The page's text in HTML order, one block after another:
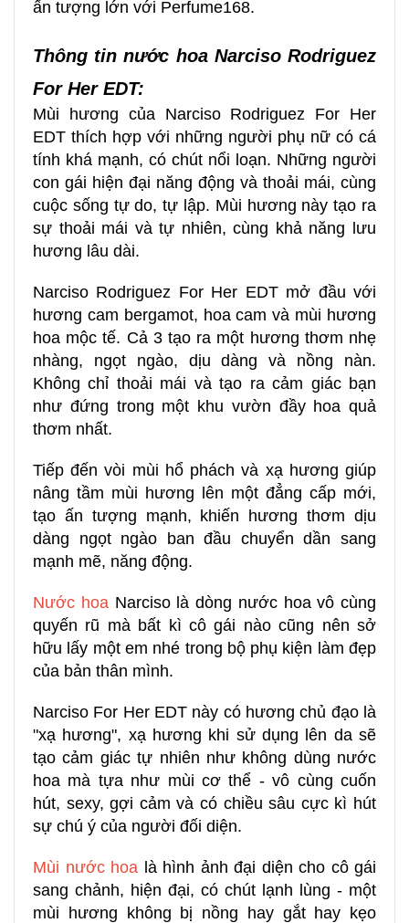
ấn tượng lớn với Perfume168.
Thông tin nước hoa Narciso Rodriguez
For Her EDT:
Mùi hương của Narciso Rodriguez For Her
EDT thích hợp với những người phụ nữ có cá
tính khá mạnh, có chút nổi loạn. Những người
con gái hiện đại năng động và thoải mái, cùng
cuộc sống tự do, tự lập. Mùi hương này tạo ra
sự thoải mái và tự nhiên, cùng khả năng lưu
hương lâu dài.
Narciso Rodriguez For Her EDT mở đầu với
hương cam bergamot, hoa cam và mùi hương
hoa mộc tế. Cả 3 tạo ra một hương thơm nhẹ
nhàng, ngọt ngào, dịu dàng và nồng nàn.
Không chỉ thoải mái và tạo ra cảm giác bạn
như đứng trong một khu vườn đầy hoa quả
thơm nhất.
Tiếp đến vòi mùi hổ phách và xạ hương giúp
nâng tầm mùi hương lên một đẳng cấp mới,
tạo ấn tượng mạnh, khiến hương thơm dịu
dàng ngọt ngào ban đầu chuyển dần sang
mạnh mẽ, năng động.
Nước hoa Narciso là dòng nước hoa vô cùng
quyến rũ mà bất kì cô gái nào cũng nên sở
hữu lấy một em nhé trong bộ phụ kiện làm đẹp
của bản thân mình.
Narciso For Her EDT này có hương chủ đạo là
"xạ hương", xạ hương khi sử dụng lên da sẽ
tạo cảm giác tự nhiên như không dùng nước
hoa mà tựa như mùi cơ thể - vô cùng cuốn
hút, sexy, gợi cảm và có chiều sâu cực kì hút
sự chú ý của người đối diện.
Mùi nước hoa là hình ảnh đại diện cho cô gái
sang chảnh, hiện đại, có chút lạnh lùng - một
mùi hương không bị nồng hay gắt hay kẹo